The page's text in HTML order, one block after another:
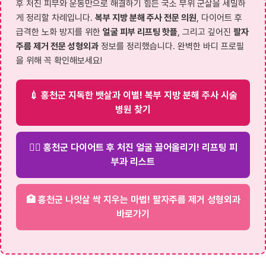
후 처진 피부와 운동만으로 해결하기 힘든 국소 부위 군살을 세밀하
게 정리할 차례입니다. 복부 지방 분해 주사 전문 의원, 다이어트 후
급격한 노화 방지를 위한 얼굴 피부 리프팅 핫플, 그리고 깊어진 팔자
주름 제거 전문 성형외과 정보를 정리했습니다. 완벽한 바디 프로필
을 위해 꼭 확인해보세요!
💉 홍천군 지독한 뱃살과 이별! 복부 지방 분해 주사 시술
병원 찾기
💆‍♀️ 홍천군 다이어트 후 처진 얼굴 끌어올리기! 리프팅 피
부과 리스트
🏥 홍천군 나잇살 싹 지우는 마법! 팔자주름 제거 성형외과
바로가기